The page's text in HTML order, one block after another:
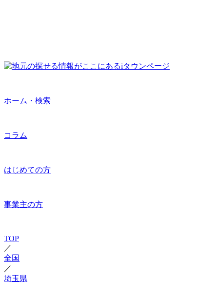
ホーム・検索
コラム
はじめての方
事業主の方
TOP
／
全国
／
埼玉県